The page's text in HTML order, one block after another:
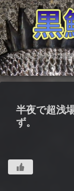
神奈川県三浦半島の黒
半夜で超浅
ず。